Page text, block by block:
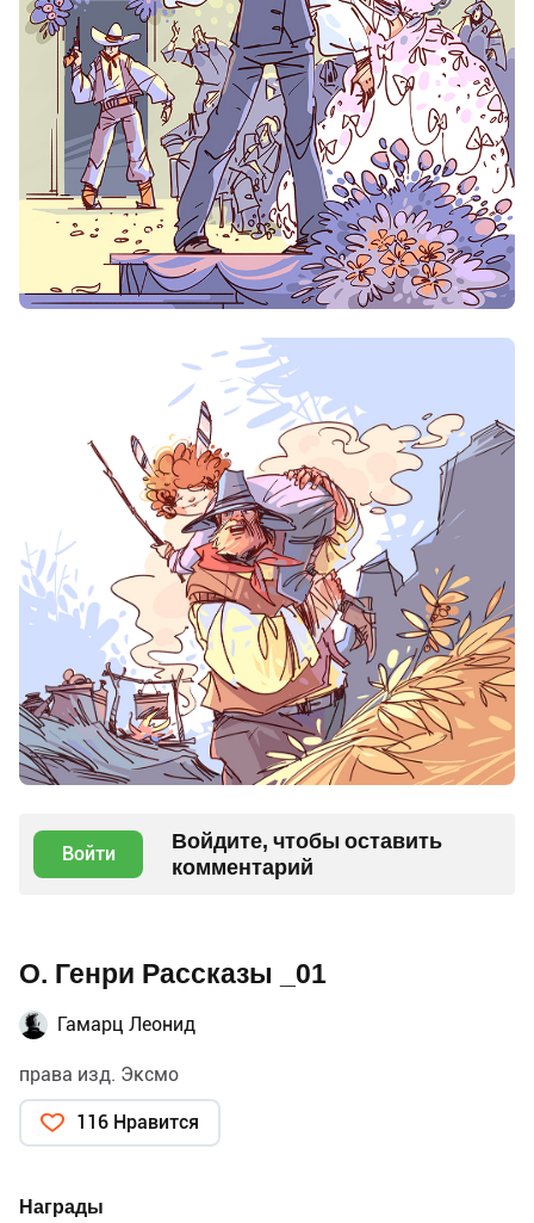
Войти
Войдите, чтобы оставить
комментарий
О. Генри Рассказы _01
Гамарц Леонид
права изд. Эксмо
116 Нравится
Награды